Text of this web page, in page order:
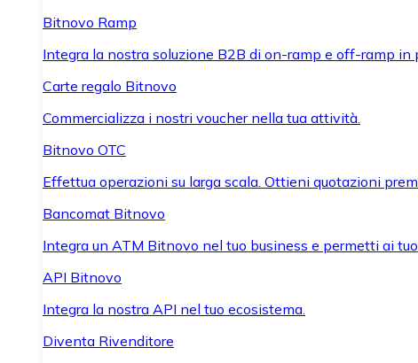
Bitnovo Ramp
Integra la nostra soluzione B2B di on-ramp e off-ramp in
Carte regalo Bitnovo
Commercializza i nostri voucher nella tua attività.
Bitnovo OTC
Effettua operazioni su larga scala. Ottieni quotazioni
Bancomat Bitnovo
Integra un ATM Bitnovo nel tuo business e permetti ai
API Bitnovo
Integra la nostra API nel tuo ecosistema.
Diventa Rivenditore